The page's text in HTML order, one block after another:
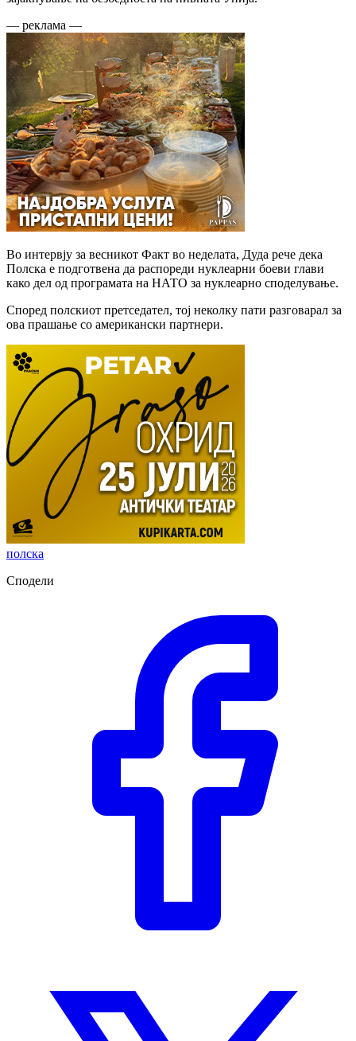
— реклама —
Во интервју за весникот Факт во неделата, Дуда рече дека
Полска е подготвена да распореди нуклеарни боеви глави
како дел од програмата на НАТО за нуклеарно споделување.
Според полскиот претседател, тој неколку пати разговарал за
ова прашање со американски партнери.
полска
Сподели